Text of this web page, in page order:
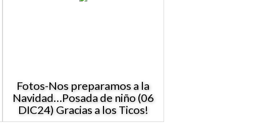
Fotos-Nos preparamos a la
Navidad…Posada de niño (06
DIC24) Gracias a los Ticos!